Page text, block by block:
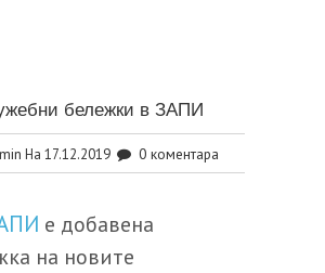
бележки в ЗАПИ
На 17.12.2019 0 коментара
е добавена
на новите